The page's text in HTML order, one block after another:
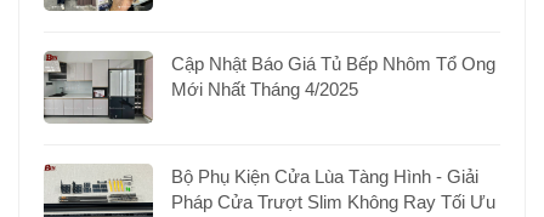
Cập Nhật Báo Giá Tủ Bếp Nhôm Tổ Ong
Mới Nhất Tháng 4/2025
Bộ Phụ Kiện Cửa Lùa Tàng Hình - Giải
Pháp Cửa Trượt Slim Không Ray Tối Ưu